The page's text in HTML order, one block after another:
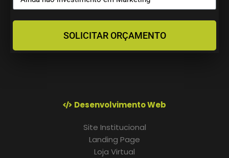
SOLICITAR ORÇAMENTO
Desenvolvimento Web
Site Institucional
Landing Page
Loja Virtual